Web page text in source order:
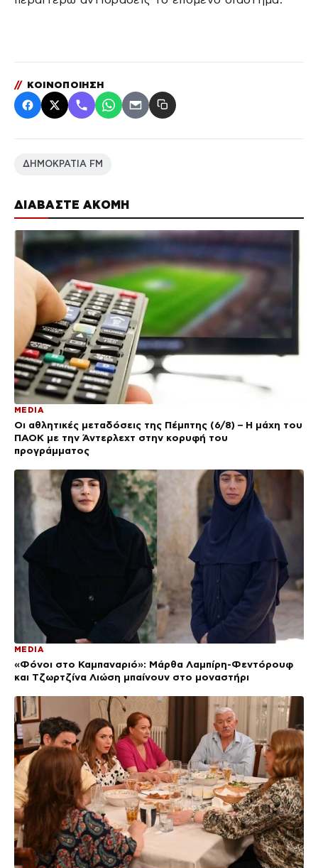
ΔΙΑΒΑΣΤΕ ΑΚΟΜΗ
MEDIA
Οι αθλητικές μεταδόσεις της Πέμπτης (6/8) – Η μάχη του
ΠΑΟΚ με την Άντερλεχτ στην κορυφή του
προγράμματος
MEDIA
«Φόνοι στο Καμπαναριό»: Μάρθα Λαμπίρη-Φεντόρουφ
και Τζωρτζίνα Λιώση μπαίνουν στο μοναστήρι
// ΚΟΙΝΟΠΟΙΗΣΗ
ΔΗΜΟΚΡΑΤΙΑ FM